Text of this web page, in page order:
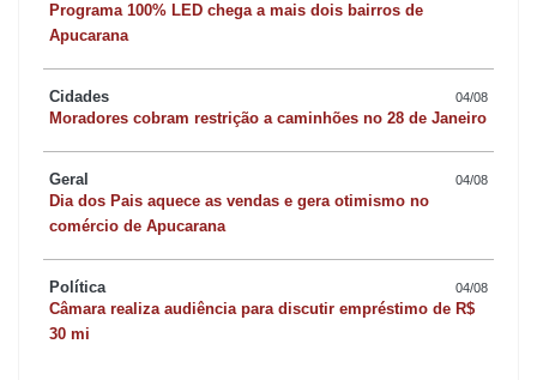
Programa 100% LED chega a mais dois bairros de
Apucarana
Cidades 04/08
Moradores cobram restrição a caminhões no 28 de Janeiro
Geral 04/08
Dia dos Pais aquece as vendas e gera otimismo no
comércio de Apucarana
Política 04/08
Câmara realiza audiência para discutir empréstimo de R$
30 mi